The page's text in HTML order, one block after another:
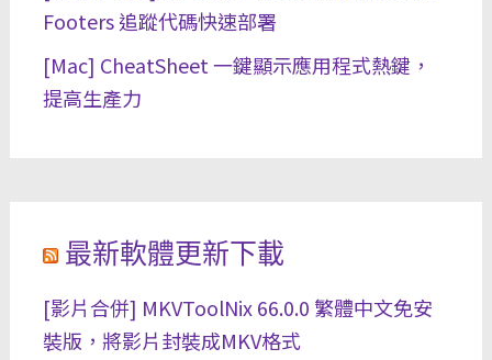
Footers 追蹤代碼快速部署
[Mac] CheatSheet 一鍵顯示應用程式熱鍵，
提高生產力
最新軟體更新下載
[影片合併] MKVToolNix 66.0.0 繁體中文免安
裝版，將影片封裝成MKV格式